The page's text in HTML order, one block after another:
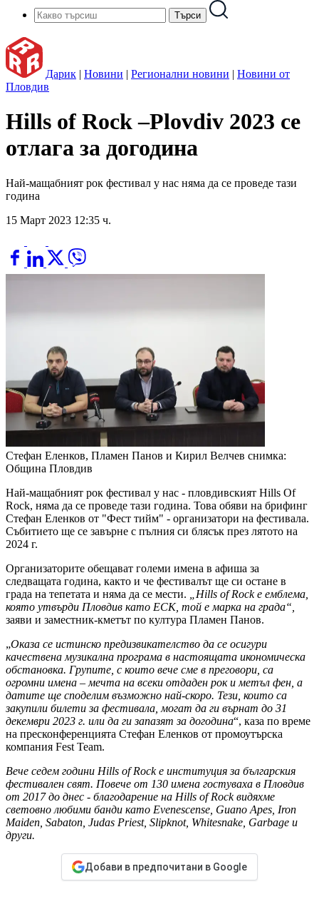
Дарик | Новини | Регионални новини | Новини от
Пловдив
Hills of Rock –Plovdiv 2023 се
отлага за догодина
Най-мащабният рок фестивал у нас няма да се проведе тази
година
15 Март 2023 12:35 ч.
Стефан Еленков, Пламен Панов и Кирил Велчев снимка:
Община Пловдив
Най-мащабният рок фестивал у нас - пловдивският Hills Of
Rock, няма да се проведе тази година. Това обяви на брифинг
Стефан Еленков от "Фест тийм" - организатори на фестивала.
Събитието ще се завърне с пълния си блясък през лятото на
2024 г.
Организаторите обещават големи имена в афиша за
следващата година, както и че фестивалът ще си остане в
града на тепетата и няма да се мести.
„Hills of Rock е емблема,
която утвърди Пловдив като ЕСК, той е марка на града“,
заяви и заместник-кметът по култура Пламен Панов.
„Оказа се истинско предизвикателство да се осигури
качествена музикална програма в настоящата икономическа
обстановка. Групите, с които вече сме в преговори, са
огромни имена – мечта на всеки отдаден рок и метъл фен, а
датите ще споделим възможно най-скоро. Тези, които са
закупили билети за фестивала, могат да ги върнат до 31
декември 2023 г. или да ги запазят за догодина“, каза по време
на пресконференцията Стефан Еленков от промоутърска
компания Fest Team.
Вече седем години Hills of Rock e институция за българския
фестивален свят. Повече от 130 имена гостуваха в Пловдив
от 2017 до днес - благодарение на Hills of Rock видяхме
световно любими банди като Evenescense, Guano Apes, Iron
Maiden, Sabaton, Judas Priest, Slipknot, Whitesnake, Garbage и
други.
Добави в предпочитани в Google